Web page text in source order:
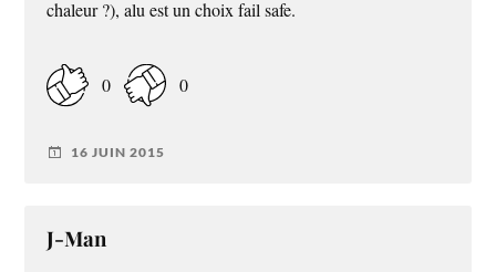
chaleur ?), alu est un choix fail safe.
0 0
16 JUIN 2015
J-Man